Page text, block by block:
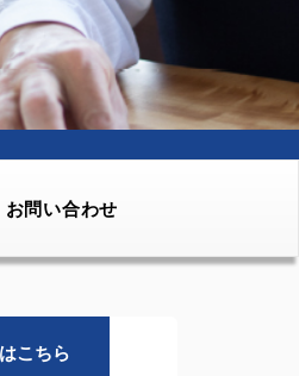
お問い合わせ
こちら